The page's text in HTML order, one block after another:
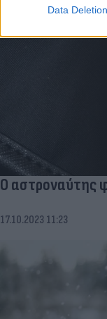
Data Deletion
Ο αστροναύτης
17.10.2023 11:23